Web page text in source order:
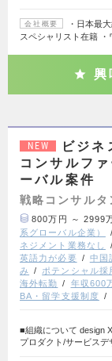
会社概要
・日本最
スペシャリスト在籍
興
NEW
ビジネ
コンサルフ
ーバル案件
戦略コンサルタ
800万円 ～ 2999
系グローバル企業）
ネジメント業務なし
英語力が必要
中国
み
ポテンシャル採
海外転勤
年収600
BA・留学支援制度
■組織について design
プロダクト/サービス